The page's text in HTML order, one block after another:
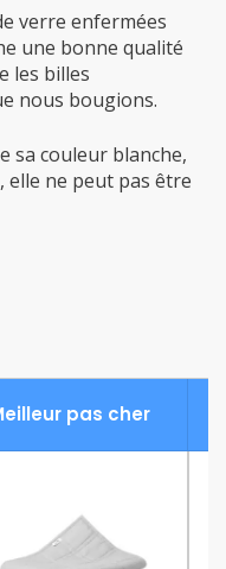
verre enfermées
une bonne qualité
les billes
nous bougions.
sa couleur blanche,
elle ne peut pas être
pas cher